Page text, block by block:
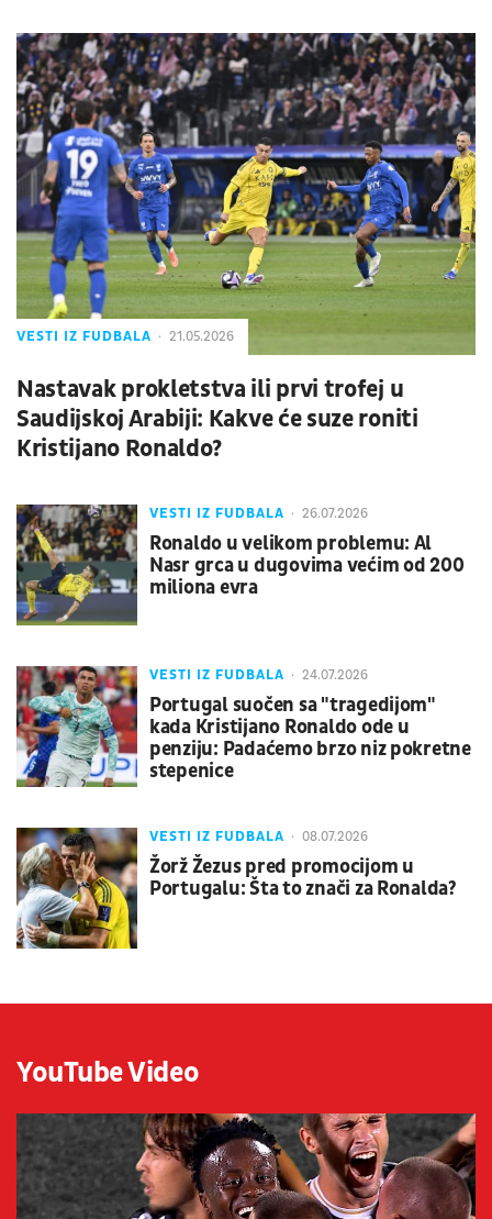
VESTI IZ FUDBALA 21.05.2026
Nastavak prokletstva ili prvi trofej u
Saudijskoj Arabiji: Kakve će suze roniti
Kristijano Ronaldo?
VESTI IZ FUDBALA 26.07.2026
Ronaldo u velikom problemu: Al
Nasr grca u dugovima većim od 200
miliona evra
VESTI IZ FUDBALA 24.07.2026
Portugal suočen sa "tragedijom"
kada Kristijano Ronaldo ode u
penziju: Padaćemo brzo niz pokretne
stepenice
VESTI IZ FUDBALA 08.07.2026
Žorž Žezus pred promocijom u
Portugalu: Šta to znači za Ronalda?
YouTube Video